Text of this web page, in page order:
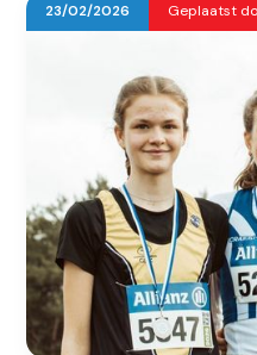
23/02/2026 Geplaatst